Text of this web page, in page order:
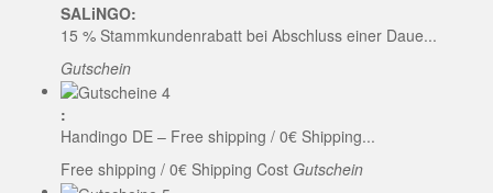
SALiNGO:
15 % Stammkundenrabatt bei Abschluss einer Daue...
Gutschein
:
Handingo DE – Free shipping / 0€ Shipping...
Free shipping / 0€ Shipping Cost Gutschein